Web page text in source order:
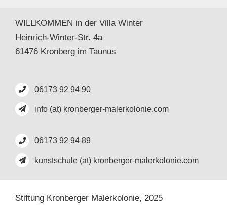
WILLKOMMEN in der Villa Winter
Heinrich-Winter-Str. 4a
61476 Kronberg im Taunus
06173 92 94 90
info (at) kronberger-malerkolonie.com
06173 92 94 89
kunstschule (at) kronberger-malerkolonie.com
Stiftung Kronberger Malerkolonie, 2025